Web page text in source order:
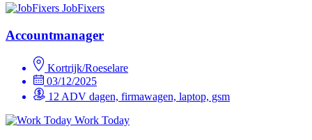
JobFixers
Accountmanager
Kortrijk/Roeselare
03/12/2025
12 ADV dagen, firmawagen, laptop, gsm
Work Today